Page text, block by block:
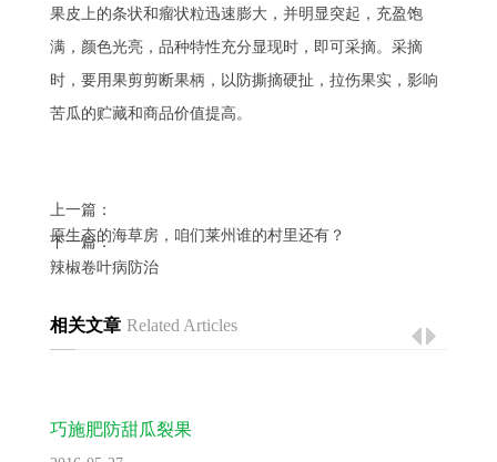
果皮上的条状和瘤状粒迅速膨大，并明显突起，充盈饱
满，颜色光亮，品种特性充分显现时，即可采摘。采摘
时，要用果剪剪断果柄，以防撕摘硬扯，拉伤果实，影响
苦瓜的贮藏和商品价值提高。
上一篇：
原生态的海草房，咱们莱州谁的村里还有？
下一篇：
辣椒卷叶病防治
相关文章 Related Articles
巧施肥防甜瓜裂果